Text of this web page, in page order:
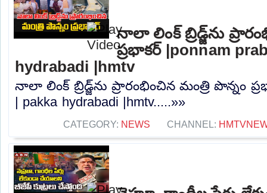
నాలా లింక్ బ్రిడ్జ్‌ను
ప్రభాకర్ |ponnam
hydrabadi |hmtv
నాలా లింక్ బ్రిడ్జ్‌ను ప్రారంభించిన మంత్రి పొన్నం
| pakka hydrabadi |hmtv.....»»
CATEGORY: NEWS CHANNEL: